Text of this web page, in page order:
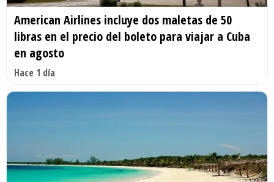
American Airlines incluye dos maletas de 50
libras en el precio del boleto para viajar a Cuba
en agosto
Hace 1 día